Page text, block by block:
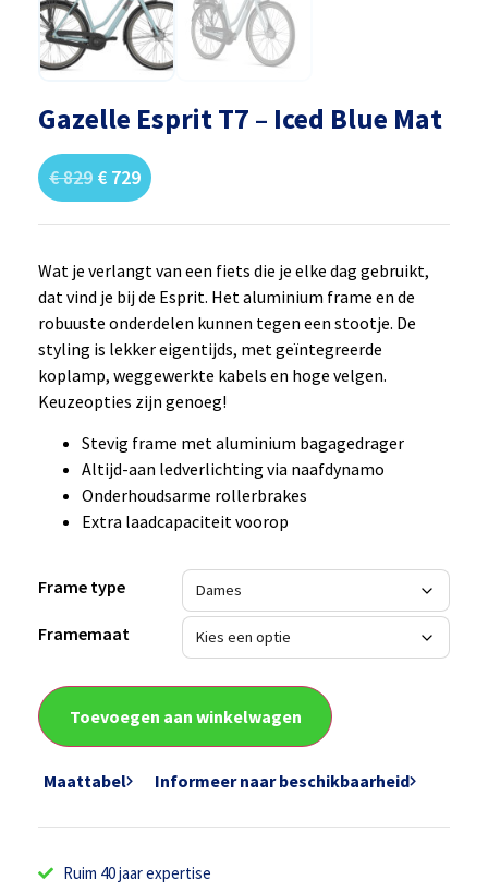
Gazelle Esprit T7 – Iced Blue Mat
€829 € 729
Wat je verlangt van een fiets die je elke dag gebruikt,
dat vind je bij de Esprit. Het aluminium frame en de
robuuste onderdelen kunnen tegen een stootje. De
styling is lekker eigentijds, met geïntegreerde
koplamp, weggewerkte kabels en hoge velgen.
Keuzeopties zijn genoeg!
Stevig frame met aluminium bagagedrager
Altijd-aan ledverlichting via naafdynamo
Onderhoudsarme rollerbrakes
Extra laadcapaciteit voorop
Frame type
Framemaat
Toevoegen aan winkelwagen
Maattabel Informeer naar beschikbaarheid
Ruim 40 jaar expertise